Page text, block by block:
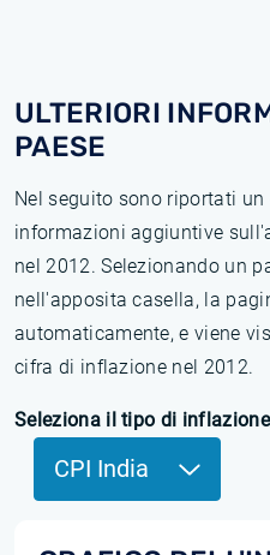
ULTERIORI
PAESE
Nel seguito sono riportati
informazioni aggiuntive
nel 2012. Selezionando un
nell'apposita casella, la
automaticamente, e viene
cifra di inflazione nel 2012.
Seleziona il tipo di
CPI India